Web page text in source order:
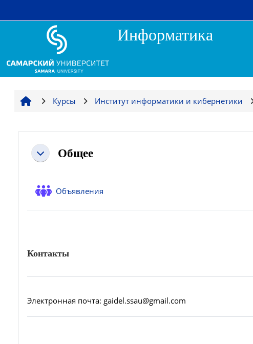
Информатика
Курсы Институт информатики и кибернетики
Section outline
СвернутьОбщее
Объявления
Контакты
Электронная почта: gaidel.ssau@gmail.com